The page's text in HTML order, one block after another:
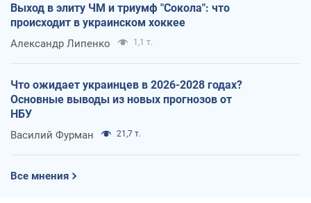
Выход в элиту ЧМ и триумф "Сокола": что
происходит в украинском хоккее
Александр Липенко 1,1 т.
Что ожидает украинцев в 2026-2028 годах?
Основные выводы из новых прогнозов от
НБУ
Василий Фурман 21,7 т.
Все мнения